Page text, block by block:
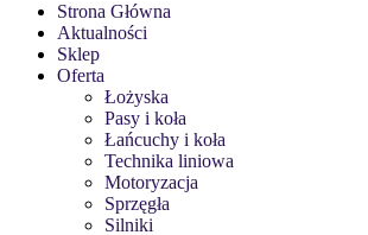
Strona Główna
Aktualności
Sklep
Oferta
Łożyska
Pasy i koła
Łańcuchy i koła
Technika liniowa
Motoryzacja
Sprzęgła
Silniki